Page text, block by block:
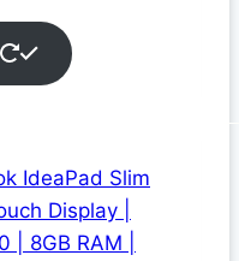
IdeaPad Slim
Display |
| 8GB RAM |